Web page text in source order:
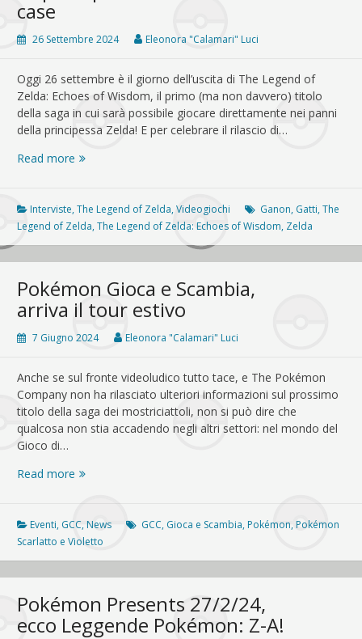
case
26 Settembre 2024 Eleonora "Calamari" Luci
Oggi 26 settembre è il giorno dell’uscita di The Legend of
Zelda: Echoes of Wisdom, il primo (ma non davvero) titolo
della saga in cui sarà possibile giocare direttamente nei panni
della principessa Zelda! E per celebrare il rilascio di…
Read more La
nelle
nostre
case
Interviste,The Legend of Zelda,Videogiochi Ganon, Gatti,The
Legend of Zelda,The Legend of Zelda: Echoes of Wisdom, Zelda
Pokémon Gioca e Scambia,
arriva il tour estivo
7 Giugno 2024 Eleonora "Calamari" Luci
Anche se sul fronte videoludico tutto tace, e The Pokémon
Company non ha rilasciato ulteriori informazioni sul prossimo
titolo della saga dei mostriciattoli, non si può dire che
qualcosa non stia accadendo negli altri settori: nel mondo del
Gioco di…
Read more Pokémon
e
Scambia,
arriva
il
tour
Eventi, GCC,News GCC, Gioca e Scambia, Pokémon, Pokémon
Scarlatto e Violetto
Pokémon Presents 27/2/24,
ecco Leggende Pokémon: Z-A!